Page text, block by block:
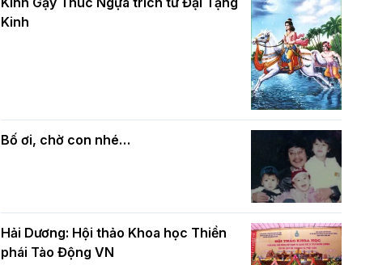
kính mừng Đại lễ Phật đản PL.2570 –
DL.2026
nhân mùa Phật đản PL.2570
Phật giáo chính tín Phần 7: Luật nhân
quả
Kinh
Bố ơi, chờ con nhé…
Hải Dương: Hội thảo Khoa học Thiền
phái Tào Động VN